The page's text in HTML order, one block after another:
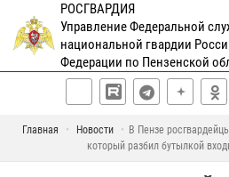
РОСГВАРДИЯ
Управление Федеральной
национальной гвардии
Федерации по Пензенской
Главная Новости
В Пензе
который разбил бутылкой